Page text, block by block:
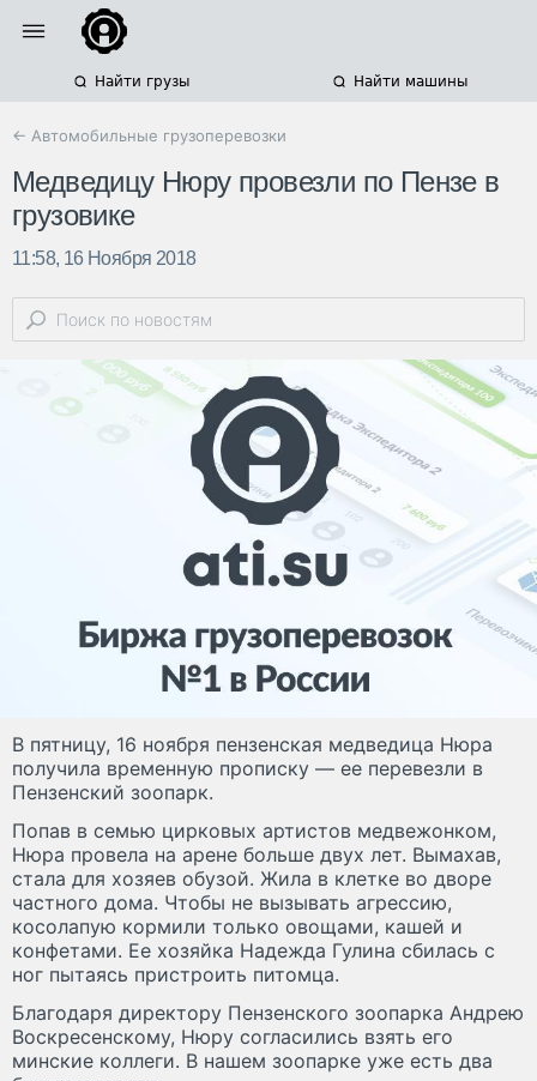
Найти грузы Найти машины
← Автомобильные грузоперевозки
Медведицу Нюру провезли по Пензе в
грузовике
11:58, 16 Ноября 2018
В пятницу, 16 ноября пензенская медведица Нюра
получила временную прописку — ее перевезли в
Пензенский зоопарк.
Попав в семью цирковых артистов медвежонком,
Нюра провела на арене больше двух лет. Вымахав,
стала для хозяев обузой. Жила в клетке во дворе
частного дома. Чтобы не вызывать агрессию,
косолапую кормили только овощами, кашей и
конфетами. Ее хозяйка Надежда Гулина сбилась с
ног пытаясь пристроить питомца.
Благодаря директору Пензенского зоопарка Андрею
Воскресенскому, Нюру согласились взять его
минские коллеги. В нашем зоопарке уже есть два